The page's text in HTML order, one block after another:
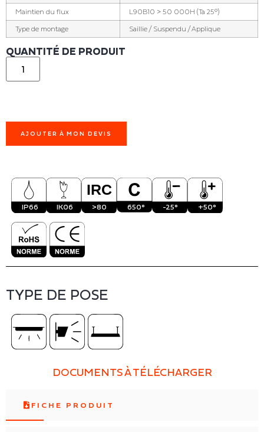
Maintien du flux L90B10 > 50 000H (Ta 25°)
Type de montage Saillie / Suspendu / Applique
QUANTITÉ DE PRODUIT
AJOUTER À MON DEVIS
IP66 IK06 >80 650° -25° +50°
TYPE DE POSE
DOCUMENTS À TÉLÉCHARGER
FICHE PRODUIT